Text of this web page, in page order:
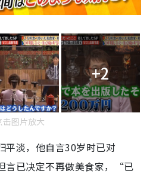
+2
击图片放大
平淡，他自言30岁时已对
言已决定不再做美食家，“已